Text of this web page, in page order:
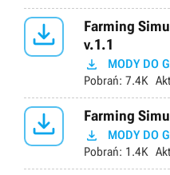

Farming
v.1.1
 MODY DO
Pobrań: 7.4K
 Farming
 MODY DO
Pobrań: 1.4K